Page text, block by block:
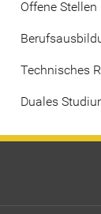
Offene Stellen
Technisches
Duales